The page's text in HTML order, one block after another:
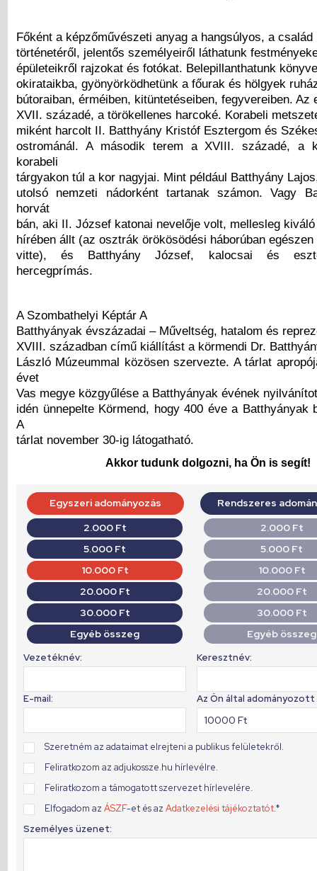
Főként a képzőművészeti anyag a hangsúlyos, a család
történetéről, jelentős személyeiről láthatunk
épületeikről rajzokat és fotókat. Belepillanthatunk
okirataikba, gyönyörködhetünk a főurak és hölgyek
bútoraiban, érméiben, kitüntetéseiben, fegyvereiben. Az
XVII. századé, a törökellenes harcoké. Korabeli
miként harcolt II. Batthyány Kristóf Esztergom és
ostrománál. A második terem a XVIII. századé, a
korabeli
tárgyakon túl a kor nagyjai. Mint például Batthyány
utolsó nemzeti nádorként tartanak számon. Vagy
horvát
bán, aki II. József katonai nevelője volt, mellesleg
hírében állt (az osztrák örökösödési háborúban
vitte), és Batthyány József, kalocsai és
hercegprímás.
A Szombathelyi Képtár A
Batthyányak évszázadai – Műveltség, hatalom és
XVIII. században című kiállítást a körmendi Dr.
László Múzeummal közösen szervezte. A tárlat
évet
Vas megye közgyűlése a Batthyányak évének
idén ünnepelte Körmend, hogy 400 éve a Batthyányak
A
tárlat november 30-ig látogatható.
Akkor tudunk dolgozni, ha Ön is segít!